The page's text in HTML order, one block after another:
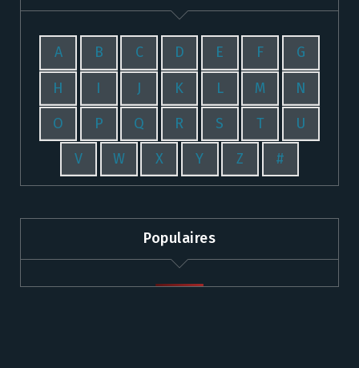
A B C D E F G
H I J K L M N
O P Q R S T U
V W X Y Z #
Populaires